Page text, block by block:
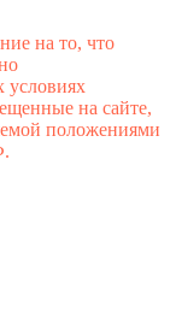
на то, что
условиях
на сайте,
положениями